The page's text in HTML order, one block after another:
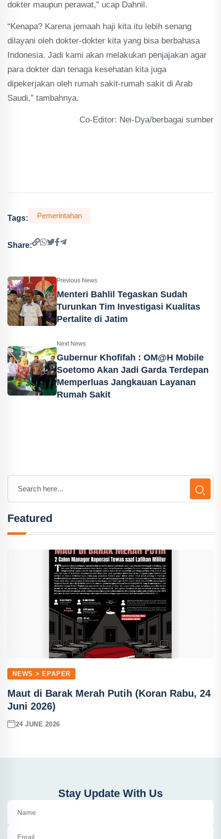
dokter maupun perawat,” ucap Dahnil.
“Kenapa? Karena jemaah haji kita itu lebih senang
dilayani oleh dokter-dokter kita yang bisa berbahasa
Indonesia. Jadi kami akan melakukan penjajakan agar
para dokter dan tenaga kesehatan kita juga
dipekerjakan oleh rumah sakit-rumah sakit di Arab
Saudi,” tambahnya.
Co-Editor: Nei-Dya/berbagai sumber
Tags: Pemerintahan
Share:
Previous News
Menteri Bahlil Tegaskan Sudah
Turunkan Tim Investigasi Kualitas
Pertalite di Jatim
Next News
Gubernur Khofifah : OM@H Mobile
Soetomo Akan Jadi Garda Terdepan
Memperluas Jangkauan Layanan
Rumah Sakit
Featured
NEWS > EPAPER
Maut di Barak Merah Putih (Koran Rabu, 24
Juni 2026)
24 JUNE 2026
Stay Update With Us